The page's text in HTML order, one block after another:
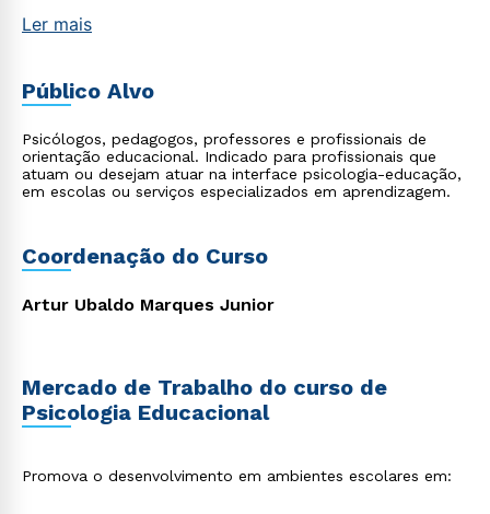
Ler mais
Público Alvo
Psicólogos, pedagogos, professores e profissionais de
orientação educacional. Indicado para profissionais que
atuam ou desejam atuar na interface psicologia-educação,
em escolas ou serviços especializados em aprendizagem.
Coordenação do Curso
Artur Ubaldo Marques Junior
Mercado de Trabalho do curso de
Psicologia Educacional
Promova o desenvolvimento em ambientes escolares em: